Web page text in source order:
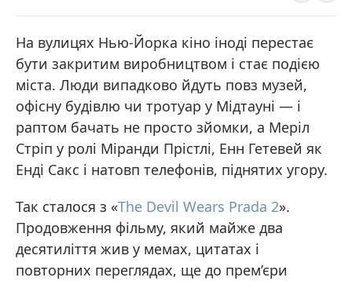
На вулицях Нью-Йорка кіно іноді перестає
бути закритим виробництвом і стає подією
міста. Люди випадково йдуть повз музей,
офісну будівлю чи тротуар у Мідтауні — і
раптом бачать не просто зйомки, а Меріл
Стріп у ролі Міранди Прістлі, Енн Гетевей як
Енді Сакс і натовп телефонів, піднятих угору.
Так сталося з «The Devil Wears Prada 2».
Продовження фільму, який майже два
десятиліття жив у мемах, цитатах і
повторних переглядах, ще до прем’єри